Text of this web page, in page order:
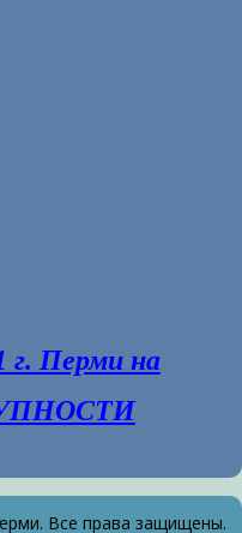
Перми на
Все права защищены.